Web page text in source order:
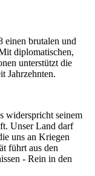
einen brutalen und
diplomatischen,
unterstützt die
Jahrzehnten.
widerspricht seinem
Unser Land darf
uns an Kriegen
führt aus den
- Rein in den